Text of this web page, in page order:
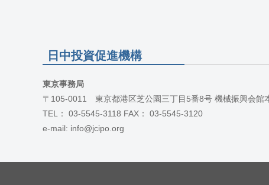
日中投資促進機構
東京事務局
〒105-0011 東京都港区芝公園三丁目5番8号 機械振興会館
TEL： 03-5545-3118 FAX： 03-5545-3120
e-mail: info@jcipo.org